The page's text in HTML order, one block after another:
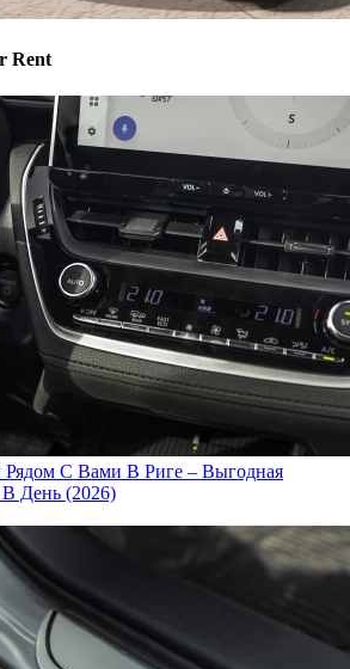
Rent
Рядом С Вами В Риге – Выгодная
День (2026)